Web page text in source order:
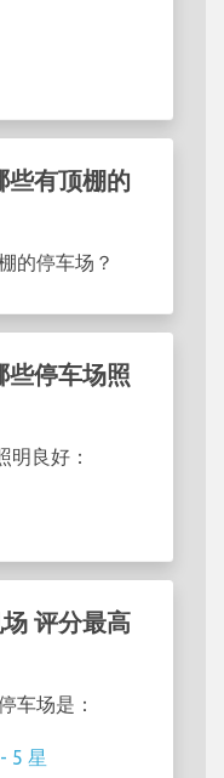
些有顶棚的
的停车场？
些停车场照
明良好：
评分最高
车场是：
5 星